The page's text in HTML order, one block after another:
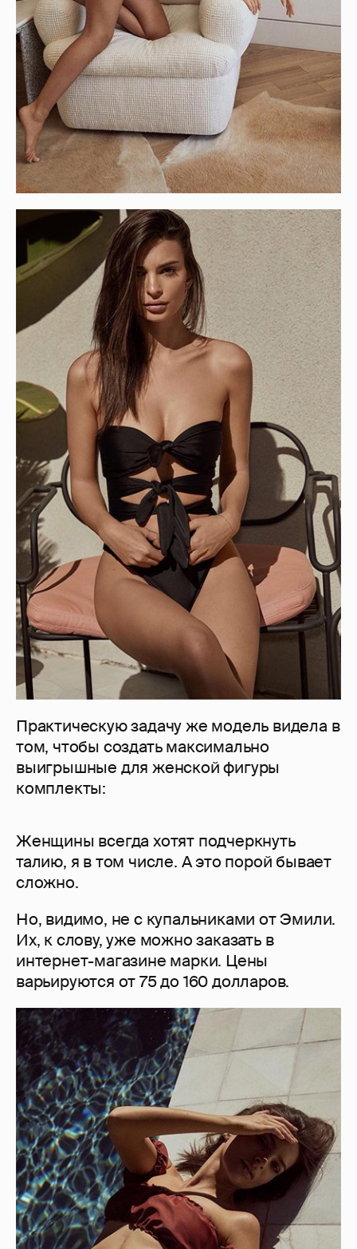
Практическую задачу же модель видела в
том, чтобы создать максимально
выигрышные для женской фигуры
комплекты:
Женщины всегда хотят подчеркнуть
талию, я в том числе. А это порой бывает
сложно.
Но, видимо, не с купальниками от Эмили.
Их, к слову, уже можно заказать в
интернет-магазине марки. Цены
варьируются от 75 до 160 долларов.